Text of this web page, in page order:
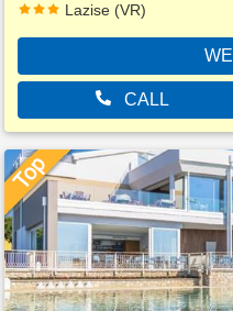
Lazise (VR)
CALL